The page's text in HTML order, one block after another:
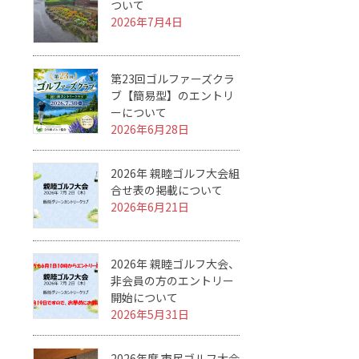
ついて
2026年7月4日
第23回ゴルファーズクラ
ブ【簡易型】のエントリ
ーについて
2026年6月28日
2026年 親睦ゴルフ大会組
合せ表の掲載について
2026年6月21日
2026年 親睦ゴルフ大会、
非会員の方のエントリー
開始について
2026年5月31日